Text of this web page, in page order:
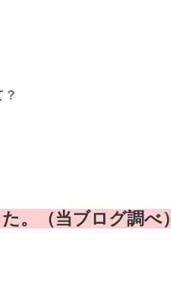
。（当ブログ調べ）